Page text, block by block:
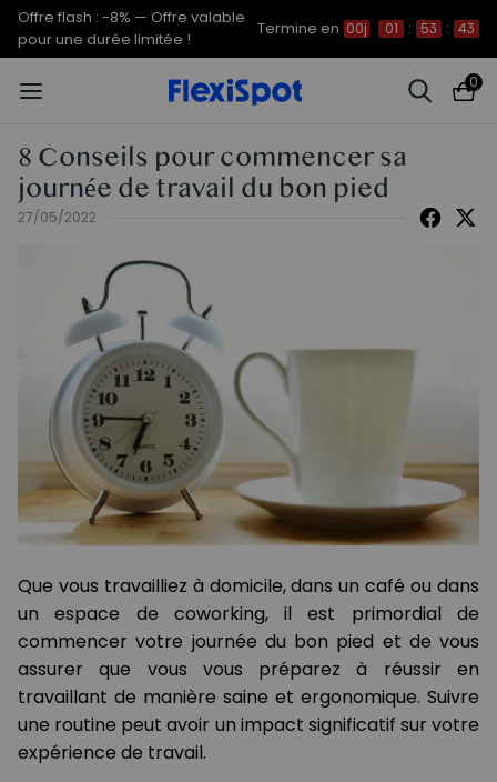
Offre flash : -8% — Offre valable
pour une durée limitée !
Termine en 00j 01 : 53 : 43
0
8 Conseils pour commencer sa
journée de travail du bon pied
27/05/2022
Que vous travailliez à domicile, dans un café ou dans
un espace de coworking, il est primordial de
commencer votre journée du bon pied et de vous
assurer que vous vous préparez à réussir en
travaillant de manière saine et ergonomique. Suivre
une routine peut avoir un impact significatif sur votre
expérience de travail.